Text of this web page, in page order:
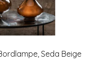
Seda Beige